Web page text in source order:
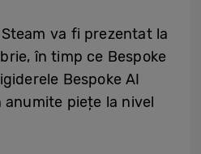
va fi prezentat la
în timp ce Bespoke
Bespoke AI
piețe la nivel